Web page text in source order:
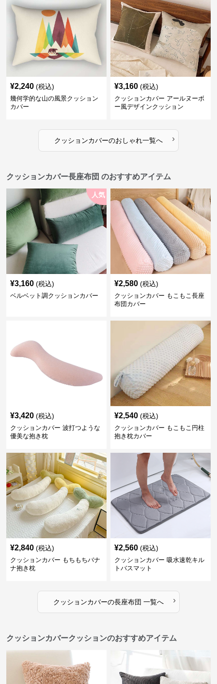
¥2,240 (税込)
幾何学的な山の風景クッション
カバー
¥3,160 (税込)
クッションカバー アールヌーボ
ー風デザインクッション
クッションカバーのおしゃれ一覧へ ›
クッションカバー長座布団 のおすすめアイテム
人気
¥3,160 (税込)
ベルベット調クッションカバー
¥2,580 (税込)
クッションカバー もこもこ長座
布団カバー
¥3,420 (税込)
クッションカバー 波打つような
優美な抱き枕
¥2,540 (税込)
クッションカバー もこもこ円柱
抱き枕カバー
¥2,840 (税込)
クッションカバー もちもちバナ
ナ抱き枕
¥2,560 (税込)
クッションカバー 吸水速乾キル
トバスマット
クッションカバーの長座布団 一覧へ ›
クッションカバークッションのおすすめアイテム